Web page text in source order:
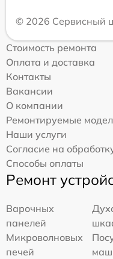
© 2026 Сервисный
Стоимость ремонта
Оплата и доставка
Контакты
Вакансии
О компании
Ремонтируемые
Наши услуги
Согласие на
Способы оплаты
Ремонт
Варочных
панелей
Микроволновых
печей